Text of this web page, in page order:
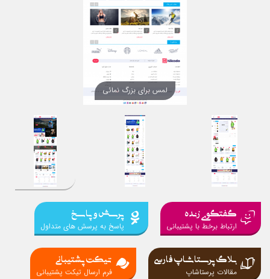
لمس برای بزرگ نمائی
گفتگوی زنده
ارتباط برخط با پشتیبانی
پرسش و پاسخ
پاسخ به پرسش های متداول
بلاگ پرستاشاپ فارسی
مقالات پرستاشاپ
تیکت پشتیبانی
فرم ارسال تیکت پشتیبانی